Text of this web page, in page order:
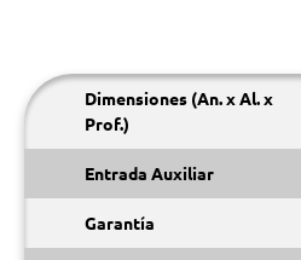
Dimensiones (An. x Al. x
Prof.)
Entrada Auxiliar
Garantía